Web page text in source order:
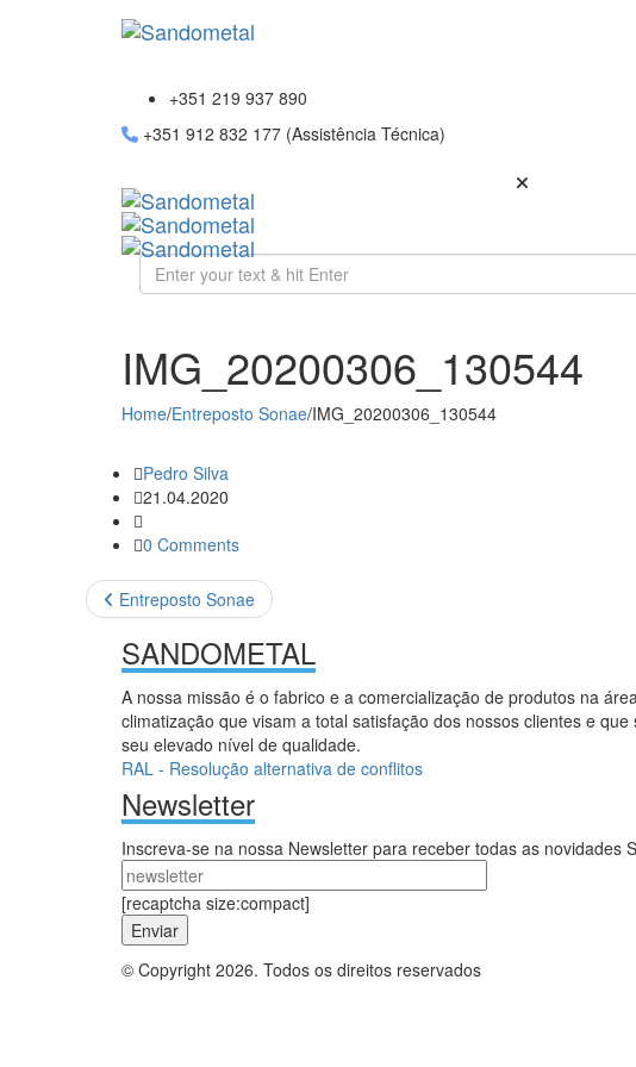
+351 219 937 890
+351 912 832 177 (Assistência Técnica)
IMG_20200306_130544
Home/Entreposto Sonae/IMG_20200306_130544
Pedro Silva
21.04.2020
0 Comments
Entreposto Sonae
SANDOMETAL
A nossa missão é o fabrico e a comercialização de produtos na
climatização que visam a total satisfação dos nossos clientes e que
seu elevado nível de qualidade.
RAL - Resolução alternativa de conflitos
Newsletter
Inscreva-se na nossa Newsletter para receber todas as novidades
[recaptcha size:compact]
© Copyright 2026. Todos os direitos reservados